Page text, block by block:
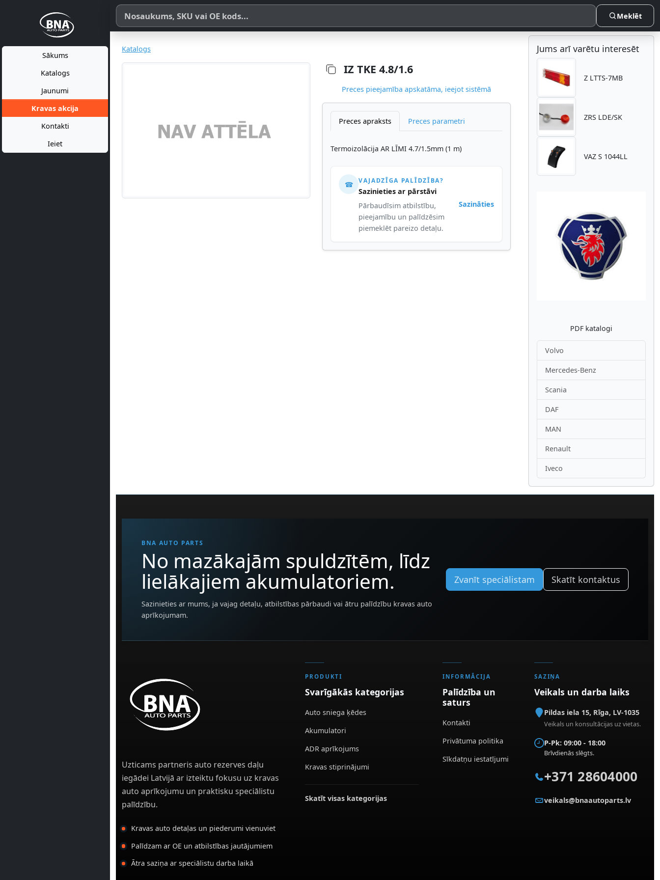
Sākums
Katalogs
Jaunumi
Kravas akcija
Kontakti
Ieiet
Meklēt pēc produkta nosaukuma, SKU vai OE koda
Meklēt
Katalogs
IZ TKE 4.8/1.6
Preces pieejamība apskatāma, ieejot sistēmā
Preces apraksts Preces parametri
Termoizolācija AR LĪMI 4.7/1.5mm (1 m)
☎ VAJADZĪGA PALĪDZĪBA?
Sazinieties ar pārstāvi
Pārbaudīsim atbilstību,
pieejamību un palīdzēsim
piemeklēt pareizo detaļu.
Sazināties
Jums arī varētu interesēt
Z LTTS-7MB
ZRS LDE/SK
VAZ S 1044LL
Atpakaļ
PDF katalogi
Volvo
Mercedes-Benz
Scania
DAF
MAN
Renault
Iveco
BNA AUTO PARTS
No mazākajām spuldzītēm, līdz
lielākajiem akumulatoriem.
Sazinieties ar mums, ja vajag detaļu, atbilstības pārbaudi vai ātru palīdzību kravas auto
aprīkojumam.
Zvanīt speciālistam Skatīt kontaktus
Uzticams partneris auto rezerves daļu
iegādei Latvijā ar izteiktu fokusu uz kravas
auto aprīkojumu un praktisku speciālistu
palīdzību.
Kravas auto detaļas un piederumi vienuviet
Palīdzam ar OE un atbilstības jautājumiem
Ātra saziņa ar speciālistu darba laikā
PRODUKTI
Svarīgākās kategorijas
Auto sniega ķēdes
Akumulatori
ADR aprīkojums
Kravas stiprinājumi
Skatīt visas kategorijas
INFORMĀCIJA
Palīdzība un
saturs
Kontakti
Privātuma politika
Sīkdatņu iestatījumi
SAZIŅA
Veikals un darba laiks
Pildas iela 15, Rīga, LV-1035
Veikals un konsultācijas uz vietas.
P-Pk: 09:00 - 18:00
Brīvdienās slēgts.
+371 28604000
veikals@bnaautoparts.lv